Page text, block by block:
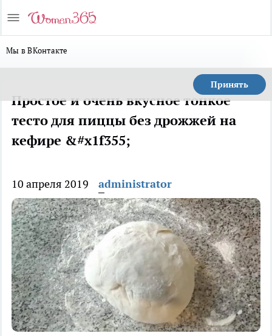
Мы в ВКонтакте
Принять
Простое и очень вкусное тонкое
тесто для пиццы без дрожжей на
кефире &#x1f355;
10 апреля 2019 administrator